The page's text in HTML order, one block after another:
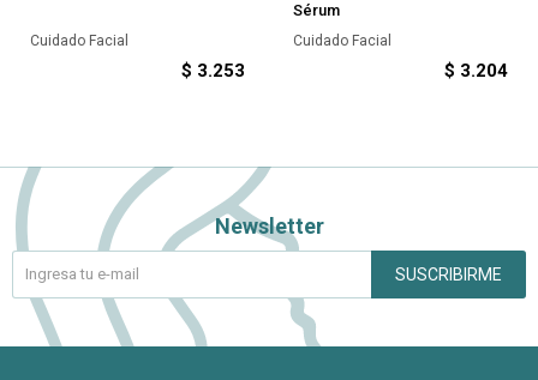
Cuidado Facial
$ 3.253
Sérum
Cuidado Facial
$ 3.204
Newsletter
SUSCRIBIRME